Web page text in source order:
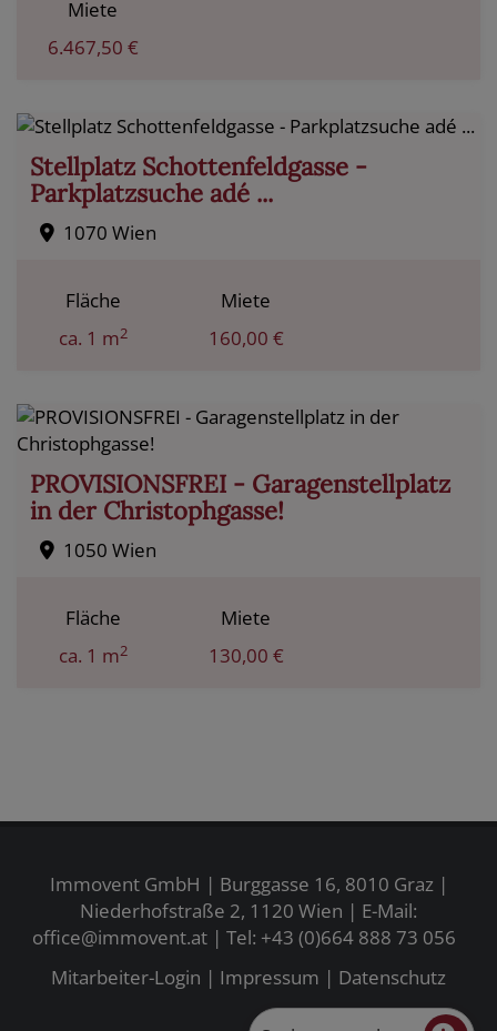
Miete
6.467,50 €
Stellplatz Schottenfeldgasse -
Parkplatzsuche adé ...
1070 Wien
Fläche
ca. 1 m2
Miete
160,00 €
PROVISIONSFREI - Garagenstellplatz
in der Christophgasse!
1050 Wien
Fläche
ca. 1 m2
Miete
130,00 €
Immovent GmbH | Burggasse 16, 8010 Graz |
Niederhofstraße 2, 1120 Wien | E-Mail:
office@immovent.at | Tel: +43 (0)664 888 73 056
Mitarbeiter-Login | Impressum | Datenschutz